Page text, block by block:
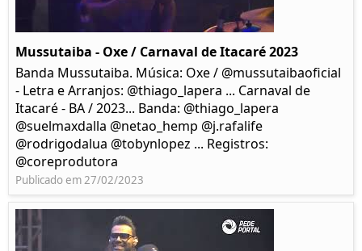
Mussutaiba - Oxe / Carnaval de Itacaré 2023
Banda Mussutaiba. Música: Oxe / @mussutaibaoficial
- Letra e Arranjos: @thiago_lapera ... Carnaval de
Itacaré - BA / 2023... Banda: @thiago_lapera
@suelmaxdalla @netao_hemp @j.rafalife
@rodrigodalua @tobynlopez ... Registros:
@coreprodutora
Publicado em 27/02/2023